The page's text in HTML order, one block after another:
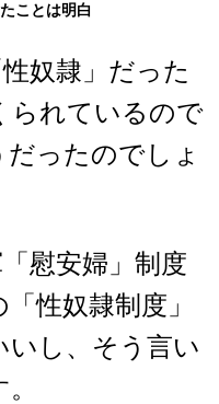
ことは明白
奴隷」だった
られているので
ったのでしょ
慰安婦」制度
性奴隷制度」
いし、そう言い